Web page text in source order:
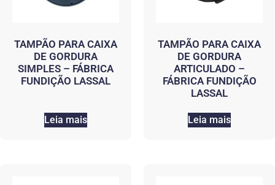
TAMPÃO PARA CAIXA
DE GORDURA
SIMPLES – FÁBRICA
FUNDIÇÃO LASSAL
Leia mais
TAMPÃO PARA CAIXA
DE GORDURA
ARTICULADO –
FÁBRICA FUNDIÇÃO
LASSAL
Leia mais